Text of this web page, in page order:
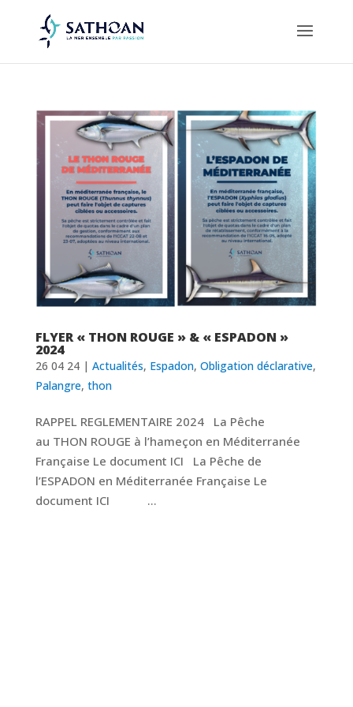
FLYER « THON ROUGE » & « ESPADON »
2024
26 04 24| Actualités, Espadon, Obligation déclarative,
Palangre, thon
RAPPEL REGLEMENTAIRE 2024 La Pêche
au THON ROUGE à l’hameçon en Méditerranée
Française Le document ICI La Pêche de
l’ESPADON en Méditerranée Française Le
document ICI ...